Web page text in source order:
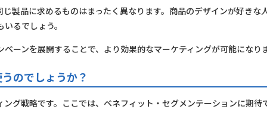
製品に求めるものはまったく異なります。商品のデザインが好きな
るでしょう。
ーンを展開することで、より効果的なマーケティングが可能になり
のでしょうか？
グ戦略です。ここでは、ベネフィット・セグメンテーションに期待